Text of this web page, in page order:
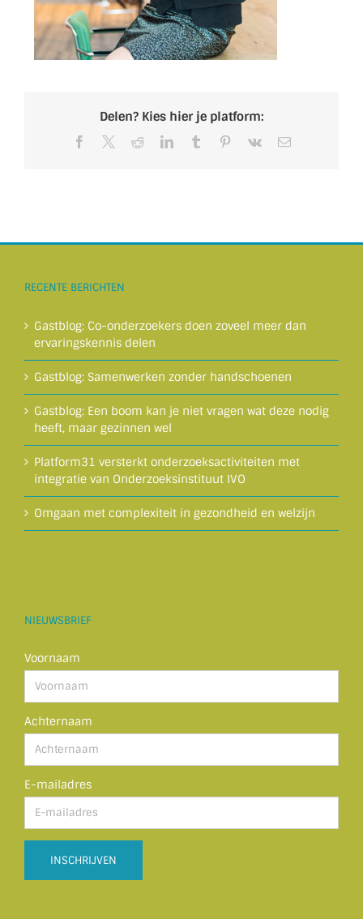
Delen? Kies hier je platform:
Facebook RedditLinkedInTumblr Pinterest
Vk
E-
RECENTE BERICHTEN
Gastblog: Co-onderzoekers doen zoveel meer dan
ervaringskennis delen
Gastblog: Samenwerken zonder handschoenen
Gastblog: Een boom kan je niet vragen wat deze nodig
heeft, maar gezinnen wel
Platform31 versterkt onderzoeksactiviteiten met
integratie van Onderzoeksinstituut IVO
Omgaan met complexiteit in gezondheid en welzijn
NIEUWSBRIEF
Voornaam
Achternaam
E-mailadres